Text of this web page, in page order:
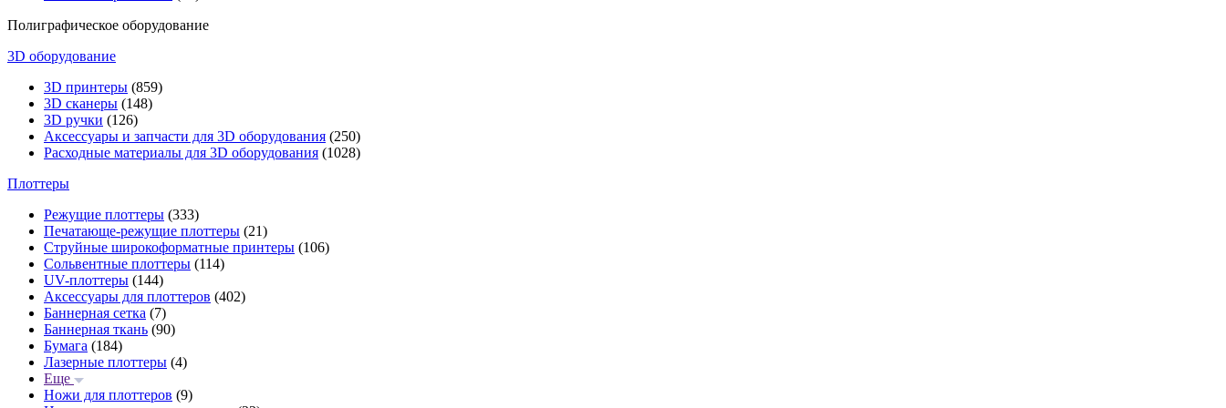
Полиграфическое оборудование
3D оборудование
3D принтеры (859)
3D сканеры (148)
3D ручки (126)
Аксессуары и запчасти для 3D оборудования (250)
Расходные материалы для 3D оборудования (1028)
Плоттеры
Режущие плоттеры (333)
Печатающе-режущие плоттеры (21)
Струйные широкоформатные принтеры (106)
Сольвентные плоттеры (114)
UV-плоттеры (144)
Аксессуары для плоттеров (402)
Баннерная сетка (7)
Баннерная ткань (90)
Бумага (184)
Лазерные плоттеры (4)
Еще
Ножи для плоттеров (9)